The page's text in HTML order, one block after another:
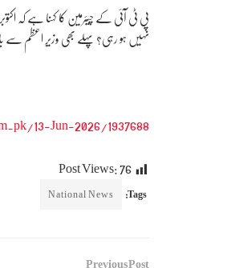
پی ٹی آئی کے چیئرمین کا کہنا ہے
نہیں ہو رہی؟ پہلے بھی وزیرِ اعظم سے
13-Jun-2026/1937688
Post Views:76
Tags:
National News